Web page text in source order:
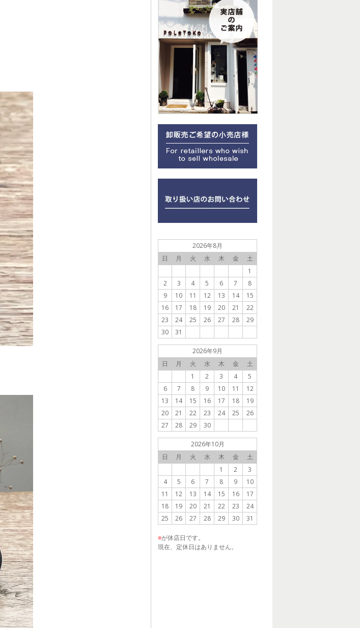
2026年8月
日
月 火 水 木 金
土
1
2
3 4 5 6 7
8
9
10 11 12 13 14
15
16
17 18 19 20 21
22
23
24 25 26 27 28
29
30
31
2026年9月
日
月 火 水 木 金
土
1
2 3 4
5
6
7 8 9 10 11
12
13
14 15 16 17 18
19
20
21 22 23 24 25
26
27
28 29 30
2026年10月
日
月 火 水 木 金
土
1
2
3
4
5 6 7 8 9
10
11
12 13 14 15 16
17
18
19 20 21 22 23
24
25
26 27 28 29 30 31
■が休店日です。
現在、定休日はありません。